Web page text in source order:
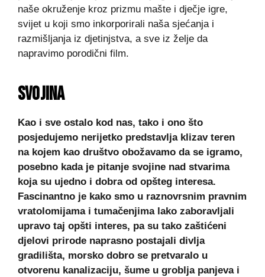
naše okruženje kroz prizmu mašte i dječje igre,
svijet u koji smo inkorporirali naša sjećanja i
razmišljanja iz djetinjstva, a sve iz želje da
napravimo porodični film.
SVOJINA
Kao i sve ostalo kod nas, tako i ono što
posjedujemo nerijetko predstavlja klizav teren
na kojem kao društvo obožavamo da se igramo,
posebno kada je pitanje svojine nad stvarima
koja su ujedno i dobra od opšteg interesa.
Fascinantno je kako smo u raznovrsnim pravnim
vratolomijama i tumačenjima lako zaboravljali
upravo taj opšti interes, pa su tako zaštićeni
djelovi prirode naprasno postajali divlja
gradilišta, morsko dobro se pretvaralo u
otvorenu kanalizaciju, šume u groblja panjeva i